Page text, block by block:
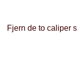
Fjern de to caliper